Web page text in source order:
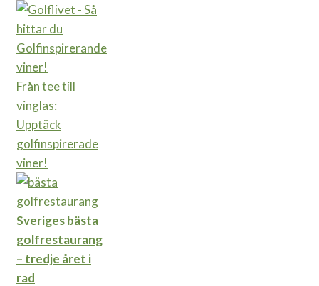
Från tee till
vinglas:
Upptäck
golfinspirerade
viner!
Sveriges bästa
golfrestaurang
– tredje året i
rad